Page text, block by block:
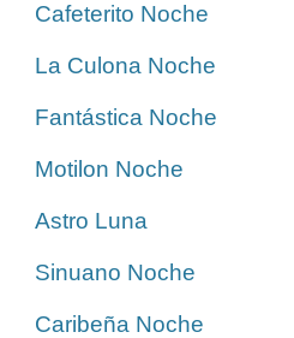
Cafeterito Noche
La Culona Noche
Fantástica Noche
Motilon Noche
Astro Luna
Sinuano Noche
Caribeña Noche